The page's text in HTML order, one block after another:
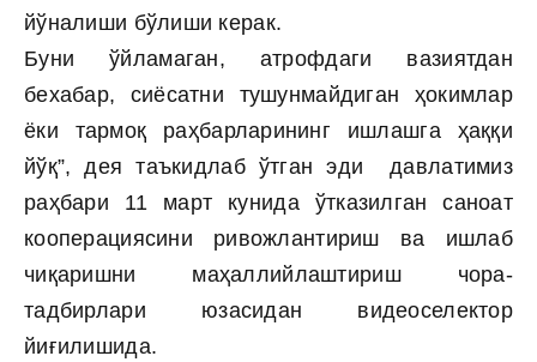
йўналиши бўлиши керак.
Буни ўйламаган, атрофдаги вазиятдан
бехабар, сиёсатни тушунмайдиган ҳокимлар
ёки тармоқ раҳбарларининг ишлашга ҳаққи
йўқ”, дея таъкидлаб ўтган эди давлатимиз
раҳбари 11 март кунида ўтказилган саноат
кооперациясини ривожлантириш ва ишлаб
чиқаришни маҳаллийлаштириш чора-
тадбирлари юзасидан видеоселектор
йиғилишида.